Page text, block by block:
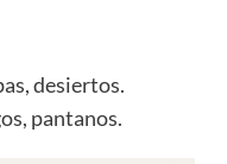
desiertos.
pantanos.